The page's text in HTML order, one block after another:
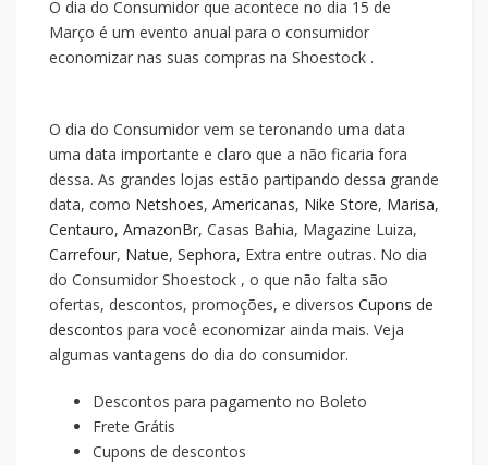
O dia do Consumidor que acontece no dia 15 de
Março é um evento anual para o consumidor
economizar nas suas compras na Shoestock .
O dia do Consumidor vem se teronando uma data
uma data importante e claro que a não ficaria fora
dessa. As grandes lojas estão partipando dessa grande
data, como Netshoes, Americanas, Nike Store, Marisa,
Centauro, AmazonBr, Casas Bahia, Magazine Luiza,
Carrefour, Natue, Sephora, Extra entre outras. No dia
do Consumidor Shoestock , o que não falta são
ofertas, descontos, promoções, e diversos Cupons de
descontos para você economizar ainda mais. Veja
algumas vantagens do dia do consumidor.
Descontos para pagamento no Boleto
Frete Grátis
Cupons de descontos